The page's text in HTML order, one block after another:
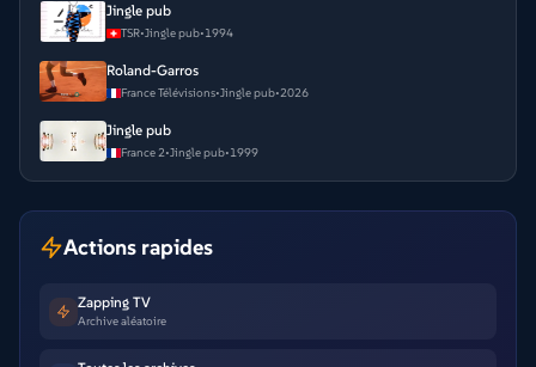
Jingle pub
TSR•Jingle pub•1994
Roland-Garros
France Télévisions•Jingle pub•2026
Jingle pub
France 2•Jingle pub•1999
Actions rapides
Zapping TV
Archive aléatoire